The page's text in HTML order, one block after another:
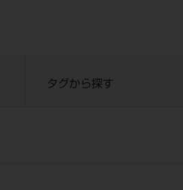
タグから探す